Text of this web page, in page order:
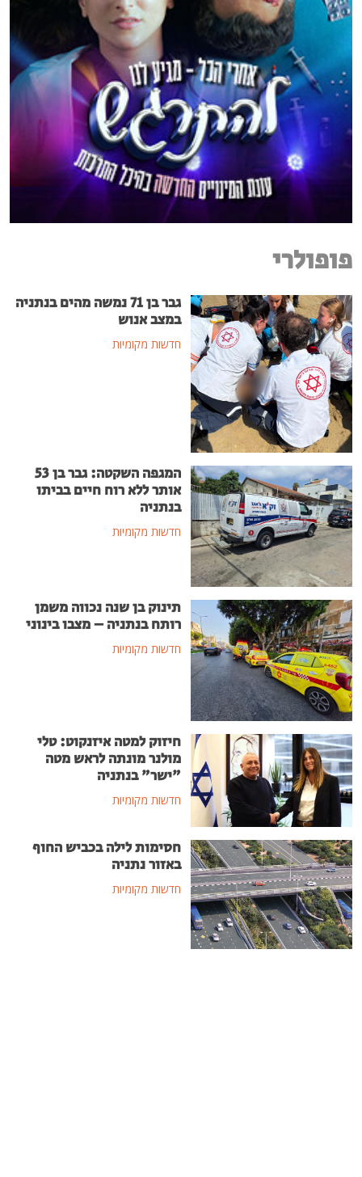
פופולרי
גבר בן 71 נמשה מהים בנתניה
במצב אנוש
חדשות מקומיות
המגפה השקטה: גבר בן 53
אותר ללא רוח חיים בביתו
בנתניה
חדשות מקומיות
תינוק בן שנה נכווה משמן
רותח בנתניה – מצבו בינוני
חדשות מקומיות
חיזוק למטה איזנקוט: טלי
מולנר מונתה לראש מטה
"ישר" בנתניה
חדשות מקומיות
חסימות לילה בכביש החוף
באזור נתניה
חדשות מקומיות